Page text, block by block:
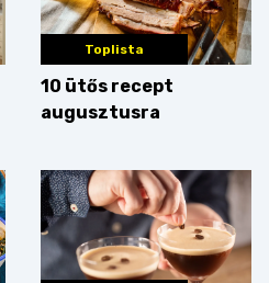
Toplista
10 ütős recept
augusztusra